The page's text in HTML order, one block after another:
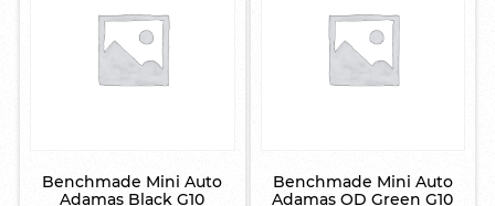
Benchmade Mini Auto
Adamas Black G10
Benchmade Mini Auto
Adamas OD Green G10